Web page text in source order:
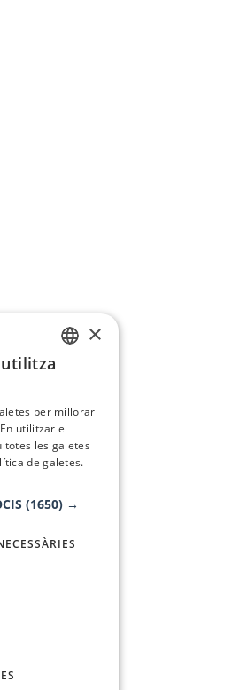
×
per millorar
utilitzar el
totes les galetes
de galetes.
(1650) →